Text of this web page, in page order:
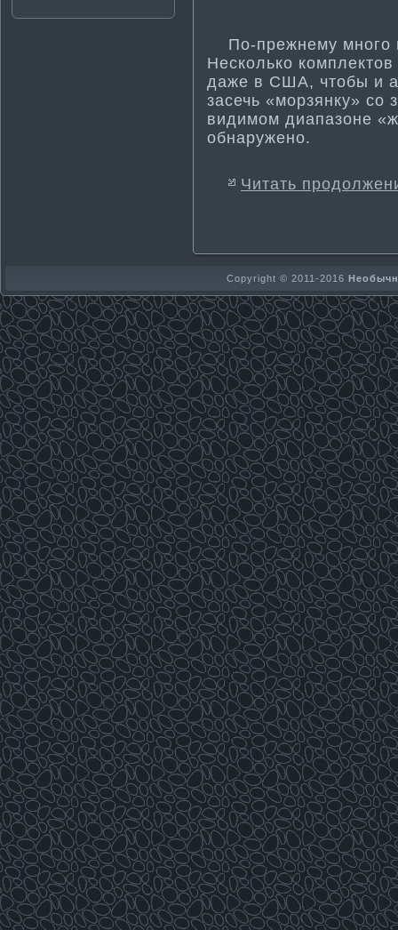
По-прежнему много
Несколько
даже в США, чтобы и
засечь «морзянку»
видимом диапазоне
обнаружено.
Читать
Copyright © 2011-2016